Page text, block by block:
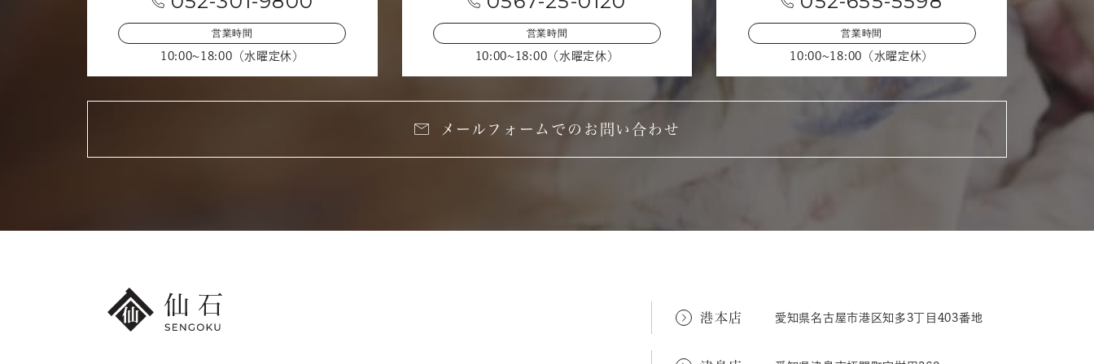
営業時間
10:00~18:00（水曜定休）
営業時間
10:00~18:00（水曜定休）
営業時間
10:00~18:00（水曜定休）
メールフォームでのお問い合わせ
港本店 愛知県名古屋市港区知多3丁目403番地